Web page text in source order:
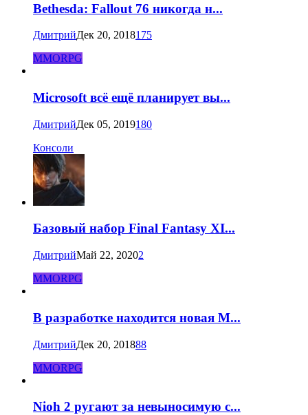
Bethesda: Fallout 76 никогда н...
ДмитрийДек 20, 2018175
MMORPG
Microsoft всё ещё планирует вы...
ДмитрийДек 05, 2019180
Консоли
Базовый набор Final Fantasy XI...
ДмитрийМай 22, 20202
MMORPG
В разработке находится новая M...
ДмитрийДек 20, 201888
MMORPG
Nioh 2 ругают за невыносимую с...